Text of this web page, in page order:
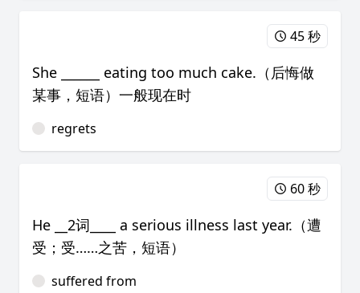
45 秒
She ______ eating too much cake.（后悔做
某事，短语）一般现在时
regrets
60 秒
He __2词____ a serious illness last year.（遭
受；受……之苦，短语）
suffered from